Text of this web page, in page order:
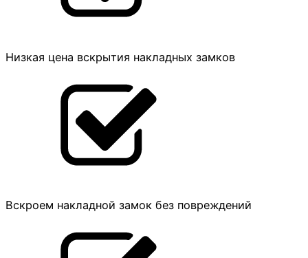
Низкая цена вскрытия накладных замков
Вскроем накладной замок без повреждений